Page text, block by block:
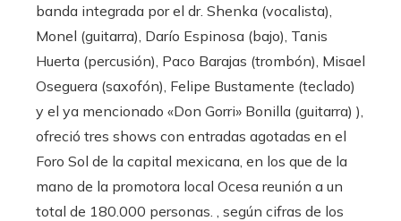
banda integrada por el dr. Shenka (vocalista),
Monel (guitarra), Darío Espinosa (bajo), Tanis
Huerta (percusión), Paco Barajas (trombón), Misael
Oseguera (saxofón), Felipe Bustamente (teclado)
y el ya mencionado «Don Gorri» Bonilla (guitarra) ),
ofreció tres shows con entradas agotadas en el
Foro Sol de la capital mexicana, en los que de la
mano de la promotora local Ocesa reunión a un
total de 180.000 personas. , según cifras de los